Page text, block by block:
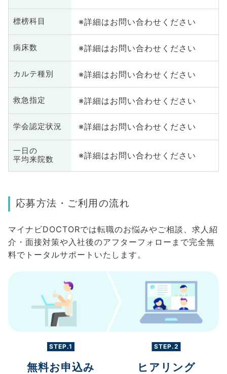
標榜科目 ※詳細はお問い合わせください
病床数 ※詳細はお問い合わせください
カルテ種別 ※詳細はお問い合わせください
救急指定 ※詳細はお問い合わせください
学会認定状況 ※詳細はお問い合わせください
一日の
平均来院数
※詳細はお問い合わせください
応募方法・ご利用の流れ
マイナビDOCTORでは転職のお悩みやご相談、求人紹
介・面接対策や入社後のアフターフォローまで完全無
料でトータルサポートいたします。
STEP.1
無料お申込み
STEP.2
ヒアリング